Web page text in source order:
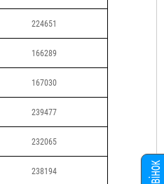
224651
166289
167030
239477
232065
238194